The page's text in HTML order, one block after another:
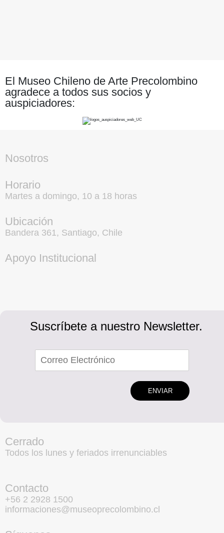
El Museo Chileno de Arte Precolombino
agradece a todos sus socios y
auspiciadores:
Nosotros
Horario
Martes a domingo, 10 a 18 horas
Ubicación
Bandera 361, Santiago, Chile
Apoyo Institucional
Suscríbete a nuestro Newsletter.
ENVIAR
Cerrado
Todos los lunes y feriados irrenunciables
Contacto
+56 2 2928 1500
informaciones@museoprecolombino.cl